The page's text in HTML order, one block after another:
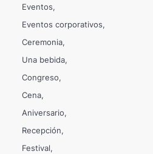
Eventos
Eventos corporativos
Ceremonia
Una bebida
Congreso
Cena
Aniversario
Recepción
Festival